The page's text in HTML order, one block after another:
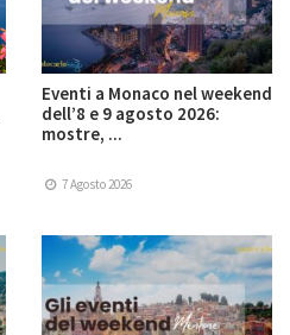
Eventi a Monaco nel weekend
dell’8 e 9 agosto 2026:
mostre, ...
7 Agosto 2026